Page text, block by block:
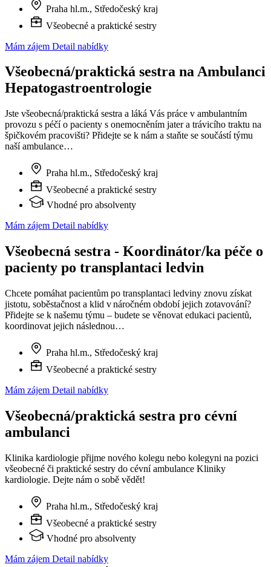
Praha hl.m., Středočeský kraj
Všeobecné a praktické sestry
Mám zájem Detail nabídky
Všeobecná/praktická sestra na Ambulanci
Hepatogastroentrologie
Jste všeobecná/praktická sestra a láká Vás práce v ambulantním
provozu s péčí o pacienty s onemocněním jater a trávicího traktu na
špičkovém pracovišti? Přidejte se k nám a staňte se součástí týmu
naší ambulance…
Praha hl.m., Středočeský kraj
Všeobecné a praktické sestry
Vhodné pro absolventy
Mám zájem Detail nabídky
Všeobecná sestra - Koordinátor/ka péče o
pacienty po transplantaci ledvin
Chcete pomáhat pacientům po transplantaci ledviny znovu získat
jistotu, soběstačnost a klid v náročném období jejich zotavování?
Přidejte se k našemu týmu – budete se věnovat edukaci pacientů,
koordinovat jejich následnou…
Praha hl.m., Středočeský kraj
Všeobecné a praktické sestry
Mám zájem Detail nabídky
Všeobecná/praktická sestra pro cévní
ambulanci
Klinika kardiologie přijme nového kolegu nebo kolegyni na pozici
všeobecné či praktické sestry do cévní ambulance Kliniky
kardiologie. Dejte nám o sobě vědět!
Praha hl.m., Středočeský kraj
Všeobecné a praktické sestry
Vhodné pro absolventy
Mám zájem Detail nabídky